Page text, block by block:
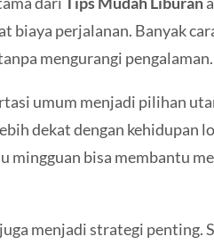
biaya perjalanan. Banyak
mengurangi pengalaman.
umum menjadi pilihan
dekat dengan kehidupan
mingguan bisa membantu
menjadi strategi penting.